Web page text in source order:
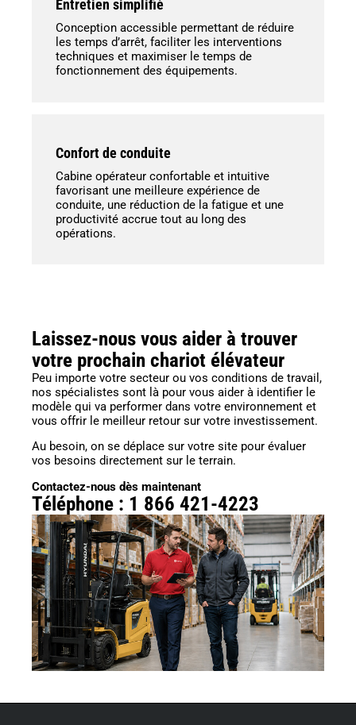
Entretien simplifié
Conception accessible permettant de réduire
les temps d’arrêt, faciliter les interventions
techniques et maximiser le temps de
fonctionnement des équipements.
Confort de conduite
Cabine opérateur confortable et intuitive
favorisant une meilleure expérience de
conduite, une réduction de la fatigue et une
productivité accrue tout au long des
opérations.
Laissez-nous vous aider à trouver
votre prochain chariot élévateur
Peu importe votre secteur ou vos conditions de travail,
nos spécialistes sont là pour vous aider à identifier le
modèle qui va performer dans votre environnement et
vous offrir le meilleur retour sur votre investissement.
Au besoin, on se déplace sur votre site pour évaluer
vos besoins directement sur le terrain.
Contactez-nous dès maintenant
Téléphone : 1 866 421-4223